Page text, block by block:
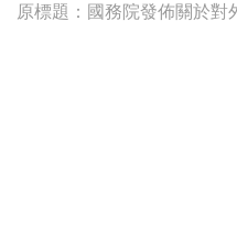
原標題：國務院發佈關於